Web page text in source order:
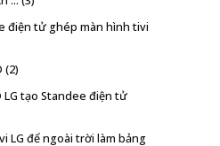
điện tử ghép màn hình tivi
(2)
LG tạo Standee điện tử
LG để ngoài trời làm bảng